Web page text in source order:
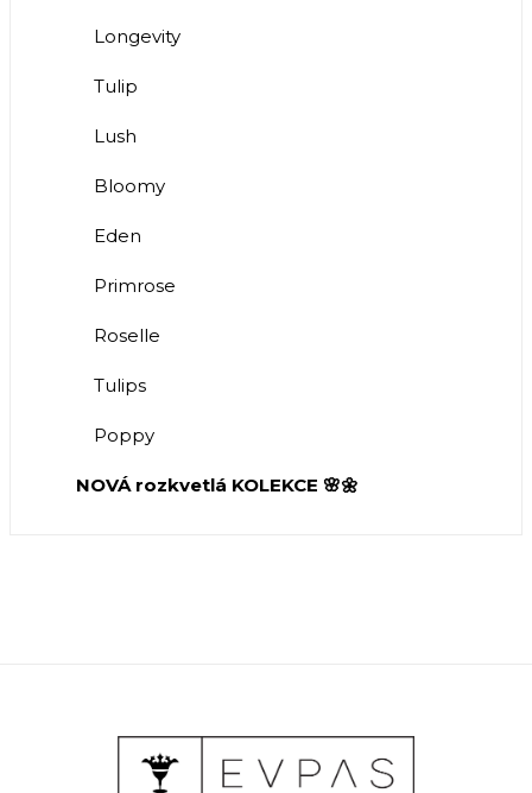
Longevity
Tulip
Lush
Bloomy
Eden
Primrose
Roselle
Tulips
Poppy
NOVÁ rozkvetlá KOLEKCE 🌸🌼